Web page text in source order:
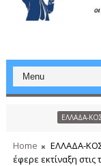
ΕΛΛΑΔΑ-ΚΟΣΜΟΣ
Home ΕΛΛΑΔΑ-
έφερε εκτίναξη